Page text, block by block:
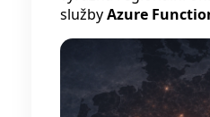
službyAzure